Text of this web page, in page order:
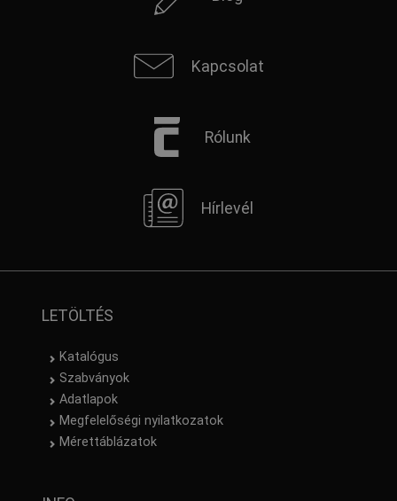
Kapcsolat
Rólunk
Hírlevél
LETÖLTÉS
Katalógus
Szabványok
Adatlapok
Megfelelőségi nyilatkozatok
Mérettáblázatok